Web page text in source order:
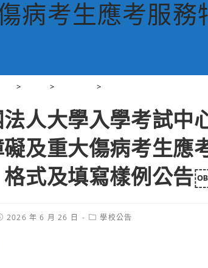
病考生應考服
> > >
人大學入學考試中
及重大傷病考生應
格式及填寫樣例公告
2026 年 6 月 26 日
Post學校公告